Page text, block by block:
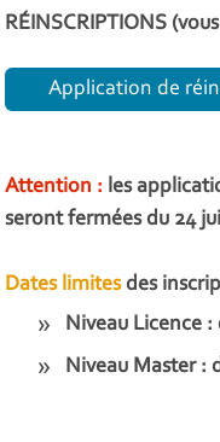
RÉINSCRIPTIONS
Application de
Attention : les
seront fermées du 24
Dates limitesdes
Niveau Licence
Niveau Master :